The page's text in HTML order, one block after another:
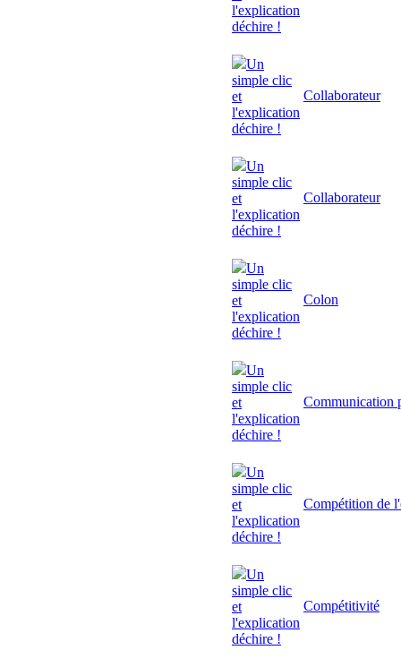
l'explication
déchire !
Un
simple clic
et
l'explication
déchire !
Collaborateur
Un
simple clic
et
l'explication
déchire !
Collaborateur
Un
simple clic
et
l'explication
déchire !
Colon
Un
simple clic
et
l'explication
déchire !
Communication
Un
simple clic
et
l'explication
déchire !
Compétition de
Un
simple clic
et
l'explication
déchire !
Compétitivité